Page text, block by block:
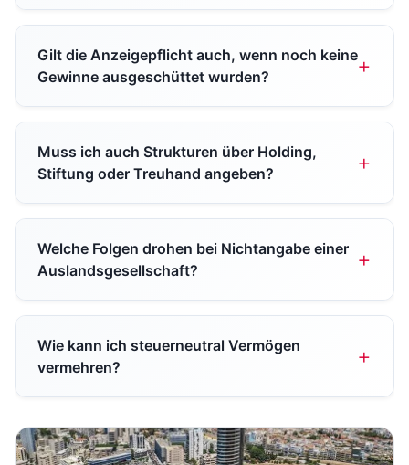
Gilt die Anzeigepflicht auch, wenn noch keine
Gewinne ausgeschüttet wurden?
Muss ich auch Strukturen über Holding,
Stiftung oder Treuhand angeben?
Welche Folgen drohen bei Nichtangabe einer
Auslandsgesellschaft?
Wie kann ich steuerneutral Vermögen
vermehren?